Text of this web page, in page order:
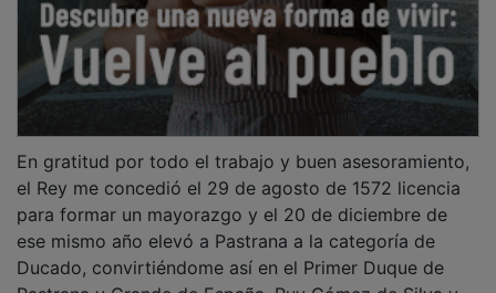
el Rey me concedió el 29 de agosto de 1572 licencia
para formar un mayorazgo y el 20 de diciembre de
ese mismo año elevó a Pastrana a la categoría de
Ducado, convirtiéndome así en el Primer Duque de
Pastrana y Grande de España. Ruy Gómez de Silva y